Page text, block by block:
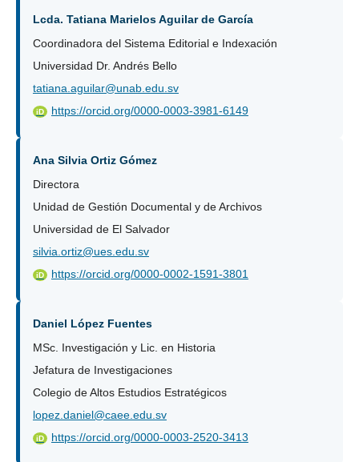
Lcda. Tatiana Marielos Aguilar de García
Coordinadora del Sistema Editorial e Indexación
Universidad Dr. Andrés Bello
tatiana.aguilar@unab.edu.sv
iD https://orcid.org/0000-0003-3981-6149
Ana Silvia Ortiz Gómez
Directora
Unidad de Gestión Documental y de Archivos
Universidad de El Salvador
silvia.ortiz@ues.edu.sv
iD https://orcid.org/0000-0002-1591-3801
Daniel López Fuentes
MSc. Investigación y Lic. en Historia
Jefatura de Investigaciones
Colegio de Altos Estudios Estratégicos
lopez.daniel@caee.edu.sv
iD https://orcid.org/0000-0003-2520-3413